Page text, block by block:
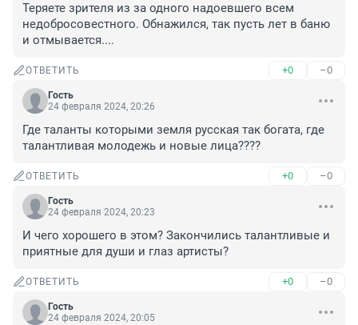
Теряете зрителя из за одного надоевшего всем
недобросовестного. Обнажился, так пусть лет в баню
и отмывается....
ОТВЕТИТЬ +0 –0
Гость
24 февраля 2024, 20:26
Где таланты которыми земля русская так богата, где
талантливая молодежь и новые лица????
ОТВЕТИТЬ +0 –0
Гость
24 февраля 2024, 20:23
И чего хорошего в этом? Закончились талантливые и
приятные для души и глаз артисты?
ОТВЕТИТЬ +0 –0
Гость
24 февраля 2024, 20:05